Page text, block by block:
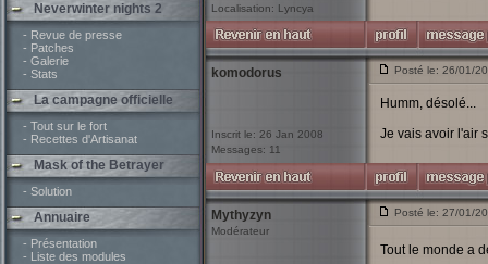
Neverwinter nights 2
- Revue de presse
- Patches
- Galerie
- Stats
La campagne officielle
- Tout sur le fort
- Recettes d'Artisanat
Mask of the Betrayer
- Solution
Annuaire
- Présentation
- Liste des modules
Localisation: Lyncya
komodorus
Inscrit le: 26 Jan 2008
Messages: 11
Posté le: 26/01/
Humm, désolé...
Je vais avoir l'air
Mythyzyn
Modérateur
Posté le: 27/01/
Tout le monde a